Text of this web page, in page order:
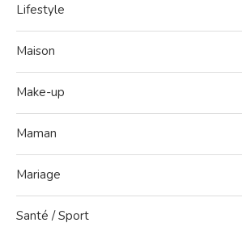
Lifestyle
Maison
Make-up
Maman
Mariage
Santé / Sport